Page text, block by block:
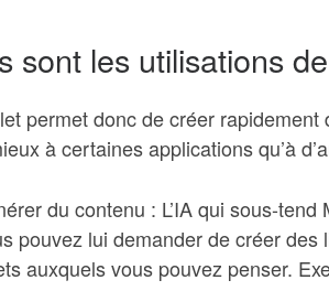
sont les utilisations
permet donc de créer
à certaines applications qu’à
du contenu : L’IA qui sous-
pouvez lui demander de créer
auxquels vous pouvez penser.